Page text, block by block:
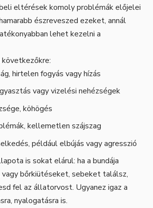
eltérések komoly problémák előjelei
észreveszed ezeket, annál
lehet kezelni a
hirtelen fogyás vagy hízás
vagy vizelési nehézségek
köhögés
kellemetlen szájszag
például elbújás vagy agresszió
is sokat elárul: ha a bundája
bőrkiütéseket, sebeket találsz,
fel az állatorvost. Ugyanez igaz a
nyalogatásra is.